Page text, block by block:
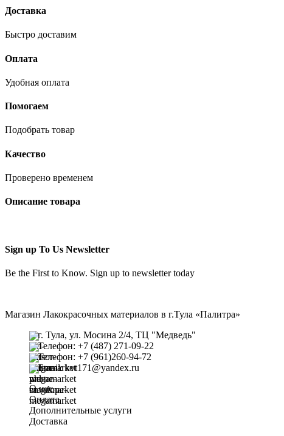
(база
0,9
матовая
Доставка
Быстро доставим
Оплата
Удобная оплата
Помогаем
Подобрать товар
Качество
Проверено временем
Описание товара
Sign up To Us Newsletter
Be the First to Know. Sign up to newsletter today
Магазин Лакокрасочных материалов в г.Тула «Палитра»
г. Тула, ул. Мосина 2/4, ТЦ "Медведь"
Телефон: +7 (487) 271-09-22
Телефон: +7 (961)260-94-72
Email: kvt171@yandex.ru
О нас
Оплата
Дополнительные услуги
Доставка